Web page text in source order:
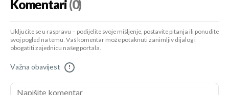
Komentari(0)
Uključite se u raspravu – podijelite svoje mišljenje, postavite pitanja ili ponudite
svoj pogled na temu. Vaš komentar može potaknuti zanimljiv dijalog i
obogatiti zajednicu našeg portala.
Važna obavijest !